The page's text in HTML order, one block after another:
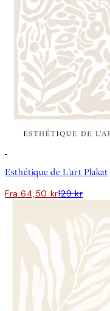
Esthétique de L'art Plakat
Fra 64,50 kr129 kr